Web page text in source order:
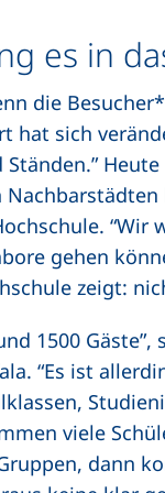
es in
die
hat sich
gehen
zeigt:
1500
“Es ist
viele
dann